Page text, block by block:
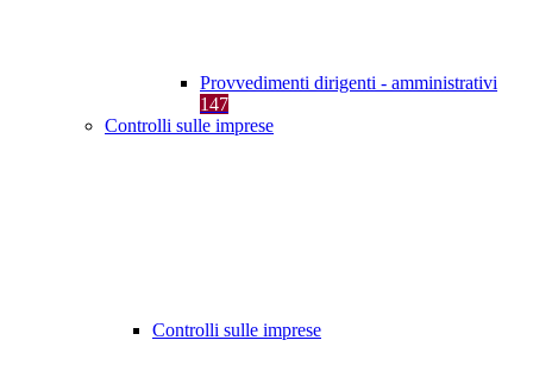
Provvedimenti dirigenti - amministrativi
147
Controlli sulle imprese
Controlli sulle imprese